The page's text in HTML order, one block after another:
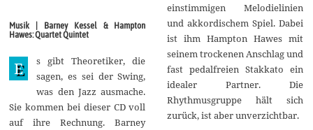
ä
r
z
2
0
1
4
Musik | Barney Kessel & Hampton
Hawes: Quartet Quintet
E
s gibt Theoretiker, die
sagen, es sei der Swing,
was den Jazz ausmache.
Sie kommen bei dieser CD voll
auf ihre Rechnung. Barney
einstimmigen Melodielinien
und akkordischem Spiel. Dabei
ist ihm Hampton Hawes mit
seinem trockenen Anschlag und
fast pedalfreien Stakkato ein
idealer Partner. Die
Rhythmusgruppe hält sich
zurück, ist aber unverzichtbar.